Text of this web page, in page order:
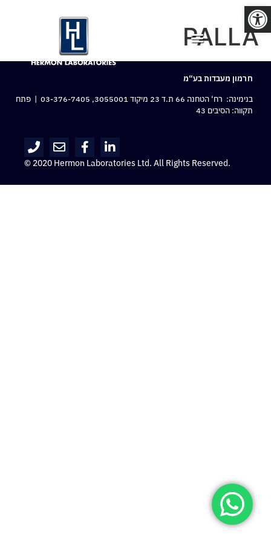
פתח סרגל נגישות
PALLA
חרמון מעבדות בע“מ
בנימינה: רח‘ הטחנה 66 ת.ד 23 מיקוד 3055001,
03-376-7405 | פתח
תקווה: הסיבים 43
© 2020 Hermon Laboratories Ltd. All Rights Reserved.